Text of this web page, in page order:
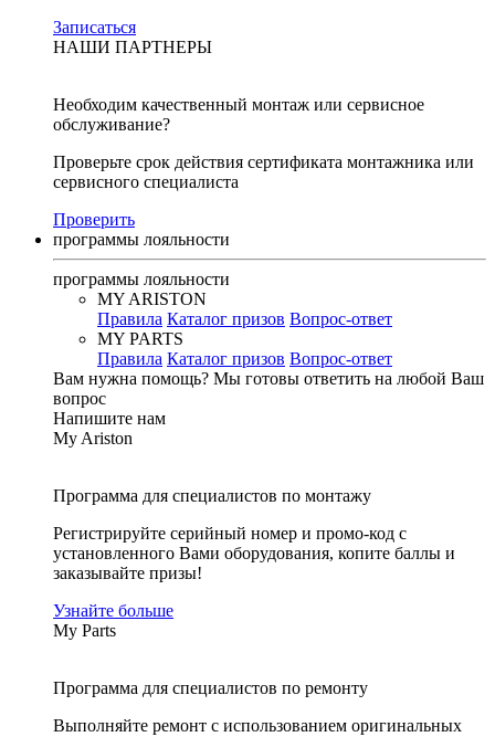
Записаться
НАШИ ПАРТНЕРЫ
Необходим качественный монтаж или сервисное
обслуживание?
Проверьте срок действия сертификата монтажника или
сервисного специалиста
Проверить
программы лояльности
программы лояльности
MY ARISTON
Правила Каталог призов Вопрос-ответ
MY PARTS
Правила Каталог призов Вопрос-ответ
Вам нужна помощь? Мы готовы ответить на любой Ваш
вопрос
Напишите нам
My Ariston
Программа для специалистов по монтажу
Регистрируйте серийный номер и промо-код с
установленного Вами оборудования, копите баллы и
заказывайте призы!
Узнайте больше
My Parts
Программа для специалистов по ремонту
Выполняйте ремонт с использованием оригинальных